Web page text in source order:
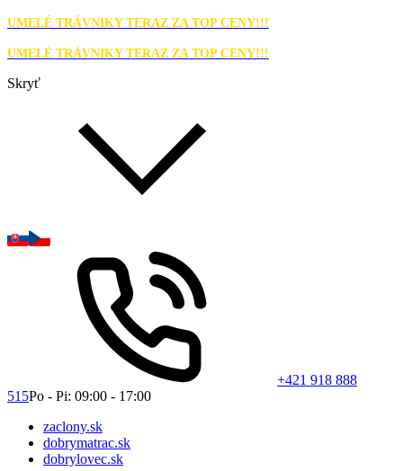
UMELÉ TRÁVNIKY TERAZ ZA TOP CENY!!!
UMELÉ TRÁVNIKY TERAZ ZA TOP CENY!!!
Skryť
+421 918 888
515Po - Pi: 09:00 - 17:00
zaclony.sk
dobrymatrac.sk
dobrylovec.sk